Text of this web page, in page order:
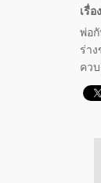
เรื่อ
พ่อ
ร่า
คว